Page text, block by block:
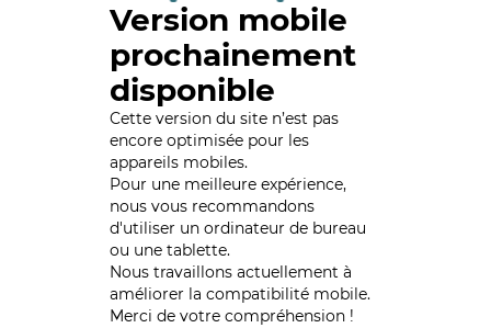
Version mobile
prochainement
disponible
Cette version du site n’est pas
encore optimisée pour les
appareils mobiles.
Pour une meilleure expérience,
nous vous recommandons
d'utiliser un ordinateur de bureau
ou une tablette.
Nous travaillons actuellement à
améliorer la compatibilité mobile.
Merci de votre compréhension !